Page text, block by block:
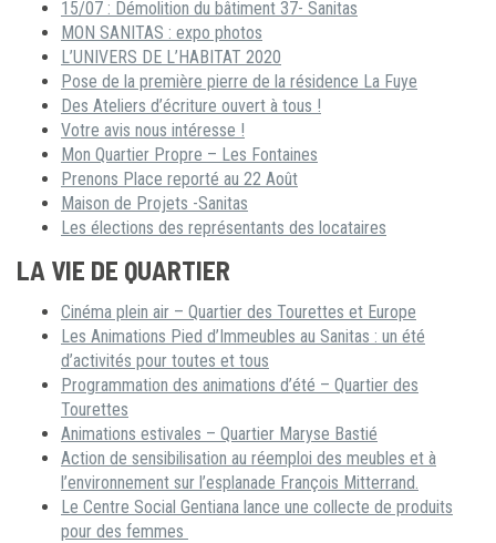
15/07 : Démolition du bâtiment 37- Sanitas
MON SANITAS : expo photos
L’UNIVERS DE L’HABITAT 2020
Pose de la première pierre de la résidence La Fuye
Des Ateliers d’écriture ouvert à tous !
Votre avis nous intéresse !
Mon Quartier Propre – Les Fontaines
Prenons Place reporté au 22 Août
Maison de Projets -Sanitas
Les élections des représentants des locataires
LA VIE DE QUARTIER
Cinéma plein air – Quartier des Tourettes et Europe
Les Animations Pied d’Immeubles au Sanitas : un été
d’activités pour toutes et tous
Programmation des animations d’été – Quartier des
Tourettes
Animations estivales – Quartier Maryse Bastié
Action de sensibilisation au réemploi des meubles et à
l’environnement sur l’esplanade François Mitterrand.
Le Centre Social Gentiana lance une collecte de produits
pour des femmes